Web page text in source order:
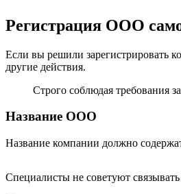
Регистрация ООО
Если вы решили зарегистрировать
другие действия.
Строго соблюдая требования
Название ООО
Название компании должно
Специалисты не советуют